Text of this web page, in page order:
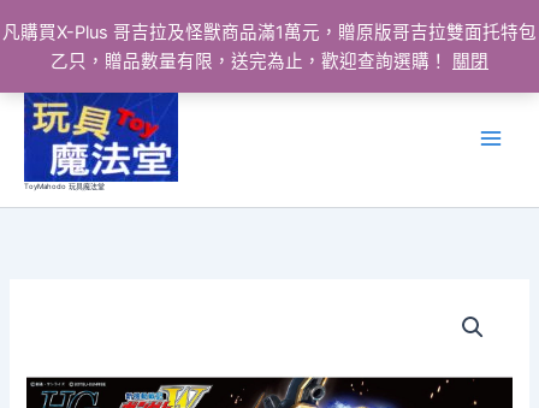
凡購買X-Plus 哥吉拉及怪獸商品滿1萬元，贈原版哥吉拉雙面托特包
乙只，贈品數量有限，送完為止，歡迎查詢選購！
關閉
ToyMahodo 玩具魔法堂